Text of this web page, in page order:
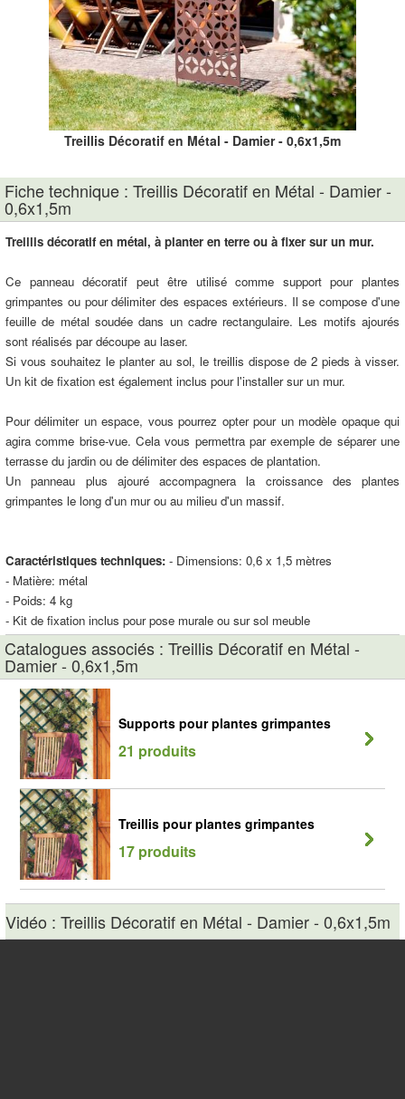
Treillis Décoratif en Métal - Damier - 0,6x1,5m
Fiche technique : Treillis Décoratif en Métal - Damier -
0,6x1,5m
Treillis décoratif en métal, à planter en terre ou à fixer sur un mur.
Ce panneau décoratif peut être utilisé comme support pour plantes
grimpantes ou pour délimiter des espaces extérieurs. Il se compose d'une
feuille de métal soudée dans un cadre rectangulaire. Les motifs ajourés
sont réalisés par découpe au laser.
Si vous souhaitez le planter au sol, le treillis dispose de 2 pieds à visser.
Un kit de fixation est également inclus pour l'installer sur un mur.
Pour délimiter un espace, vous pourrez opter pour un modèle opaque qui
agira comme brise-vue. Cela vous permettra par exemple de séparer une
terrasse du jardin ou de délimiter des espaces de plantation.
Un panneau plus ajouré accompagnera la croissance des plantes
grimpantes le long d'un mur ou au milieu d'un massif.
Caractéristiques techniques: - Dimensions: 0,6 x 1,5 mètres
- Matière: métal
- Poids: 4 kg
- Kit de fixation inclus pour pose murale ou sur sol meuble
Catalogues associés : Treillis Décoratif en Métal -
Damier - 0,6x1,5m
Supports pour plantes grimpantes
21 produits
Treillis pour plantes grimpantes
17 produits
Vidéo : Treillis Décoratif en Métal - Damier - 0,6x1,5m